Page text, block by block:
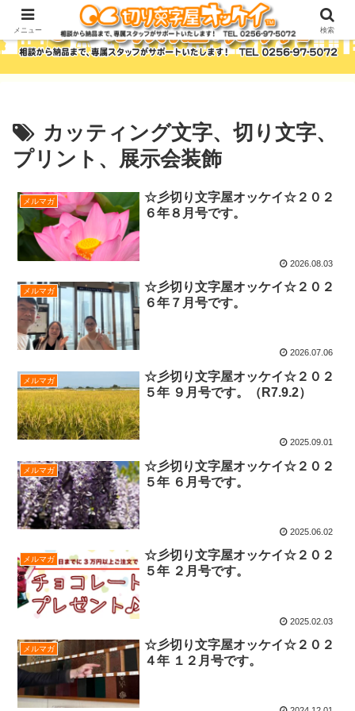
カッティング文字、切り文字、
プリント、展示会装飾
メルマガ
☆彡切り文字屋オッケイ☆２０２
６年８月号です。
2026.08.03
メルマガ
☆彡切り文字屋オッケイ☆２０２
６年７月号です。
2026.07.06
メルマガ
☆彡切り文字屋オッケイ☆２０２
５年 ９月号です。（R7.9.2）
2025.09.01
メルマガ
☆彡切り文字屋オッケイ☆２０２
５年 ６月号です。
2025.06.02
メルマガ
☆彡切り文字屋オッケイ☆２０２
５年 ２月号です。
2025.02.03
メルマガ
☆彡切り文字屋オッケイ☆２０２
４年 １２月号です。
メニュー 検索